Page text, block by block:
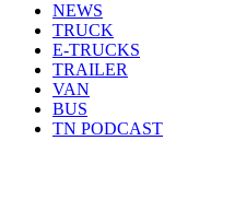
NEWS
TRUCK
E-TRUCKS
TRAILER
VAN
BUS
TN PODCAST